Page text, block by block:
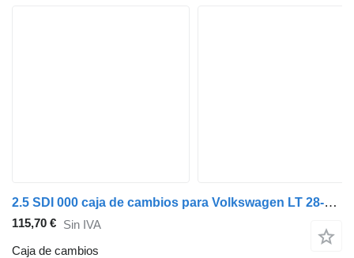
2.5 SDI 000 caja de cambios para Volkswagen LT 28-35 II Minibus / passenger (2DB, 2DE, 2DK) coche
115,70 € Sin IVA
Caja de cambios